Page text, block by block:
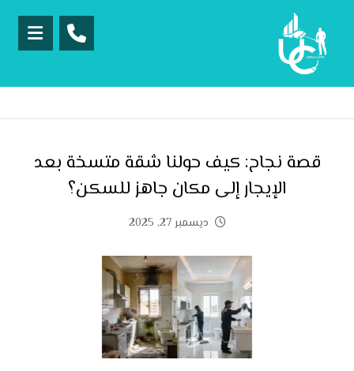
قصة نجاح: كيف حولنا شقة متسخة بعد
الإيجار إلى مكان جاهز للسكن؟
ديسمبر 27, 2025